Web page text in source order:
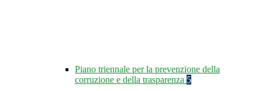
Piano triennale per la prevenzione della
corruzione e della trasparenza 5